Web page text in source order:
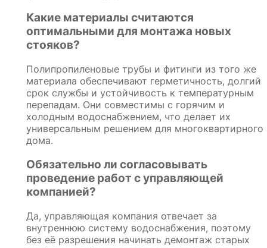
Какие материалы считаются
оптимальными для монтажа новых
стояков?
Полипропиленовые трубы и фитинги из того же
материала обеспечивают герметичность, долгий
срок службы и устойчивость к температурным
перепадам. Они совместимы с горячим и
холодным водоснабжением, что делает их
универсальным решением для многоквартирного
дома.
Обязательно ли согласовывать
проведение работ с управляющей
компанией?
Да, управляющая компания отвечает за
внутреннюю систему водоснабжения, поэтому
без её разрешения начинать демонтаж старых